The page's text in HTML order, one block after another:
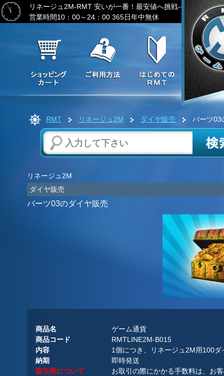
リネージュ2M-RMT 安いが一番！最安値へ挑戦-ゲーム通貨
営業時間10：00～24：00 365日年中無休
RMT リネージュ2M ダイヤ販売 バーツ03
リネージュ2M
ダイヤ販売
バーツ03のダイヤ販売
商品名
ゲーム通貨
商品コード
RMTLINE2M-B015
内容
1個につき、リネージュ2M用100
納期
即時発送
取引所について
お取引の際にかかる手数料は、お